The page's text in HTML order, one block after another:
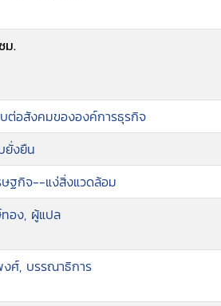
ม.
ต่อสังคมขององค์การธุรกิจ
งยืน
ฐกิจ--แง่สิ่งแวดล้อม
อง, ผู้แปล
ศ์, บรรณาธิการ